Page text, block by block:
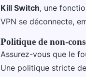
Kill Switch, une
VPN se déconnecte,
Politique de non-
Assurez-vous que le
Une politique stricte